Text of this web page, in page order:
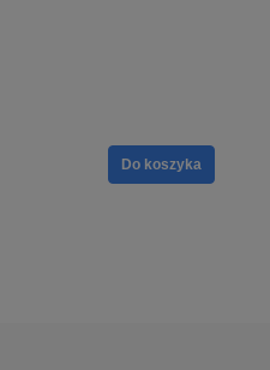
Do koszyka